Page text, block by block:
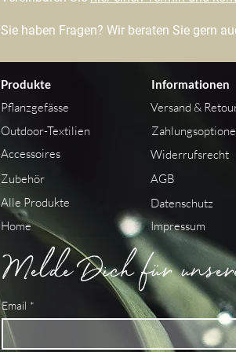
Sie haben Fragen? Wir beraten Sie gern
Produkte
Pflanzgefässe
Outdoor-Textilien
Accessoires
Zubehör
Alle Produkte
Home
Informationen
Versand &
Widerrufsrecht
AGB
Datenschutz
Impressum
Melde Dich für
Email *